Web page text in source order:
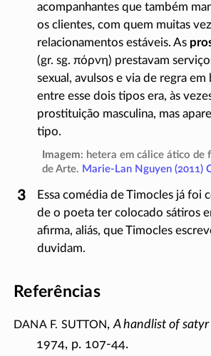
acompanhantes que também
os clientes, com quem muitas
relacionamentos estáveis. As
(gr. sg. πόρνη) prestavam
sexual, avulsos e via de regra
entre esse dois tipos era, às
prostituição masculina, mas
tipo.
Imagem: hetera em cálice ático de
de Arte. Marie-Lan Nguyen (2011)
Essa comédia de Timocles já
de o poeta ter colocado sátiros
afirma, aliás, que Timocles
duvidam.
Referências
Dana F. Sutton,A handlist of satyr
1974, p. 107-44.